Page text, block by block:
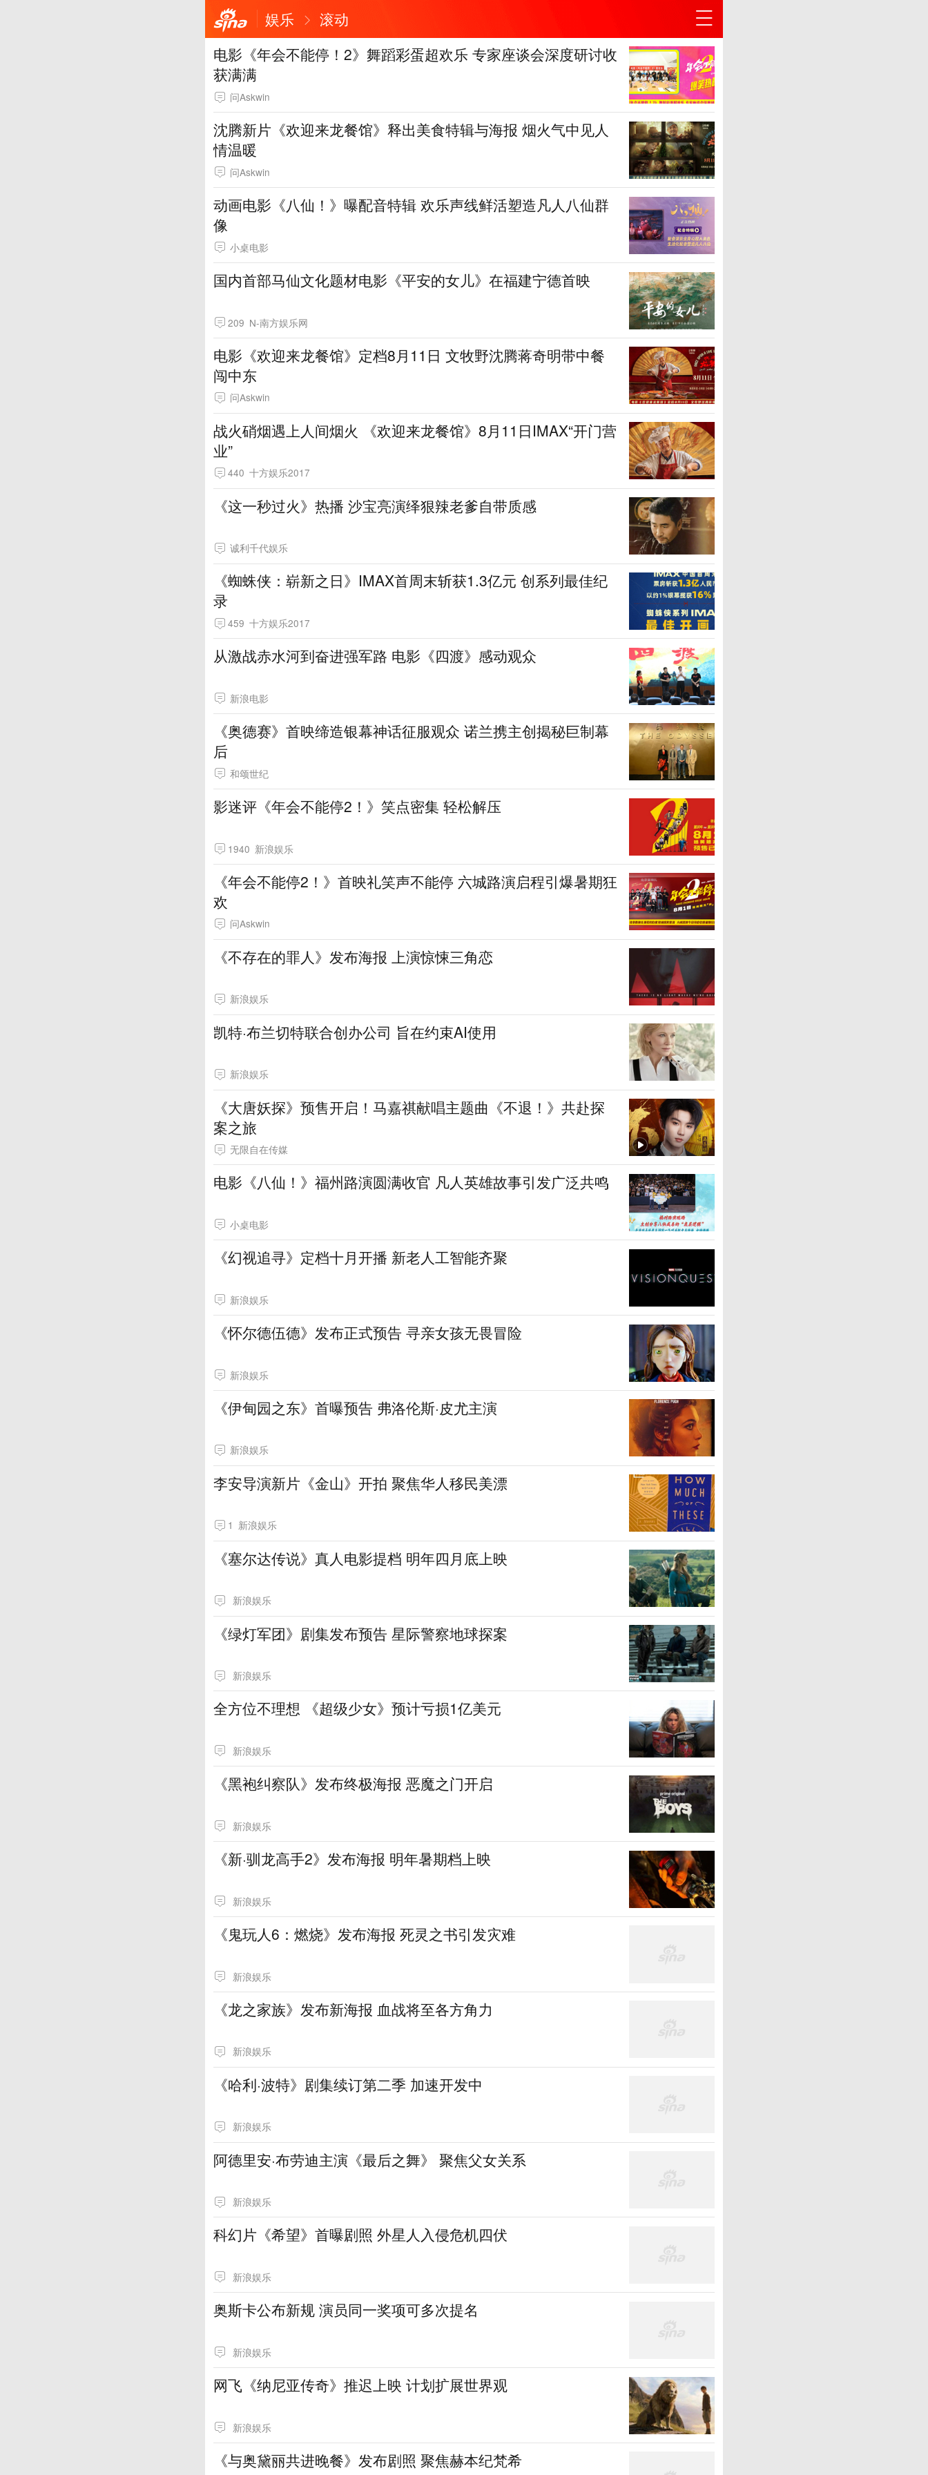
娱乐
滚动
电影《年会不能停！2》舞蹈彩蛋超欢乐 专家座谈会深度研讨收
获满满
问Askwin
沈腾新片《欢迎来龙餐馆》释出美食特辑与海报 烟火气中见人
情温暖
问Askwin
动画电影《八仙！》曝配音特辑 欢乐声线鲜活塑造凡人八仙群
像
小桌电影
国内首部马仙文化题材电影《平安的女儿》在福建宁德首映
209 N-南方娱乐网
电影《欢迎来龙餐馆》定档8月11日 文牧野沈腾蒋奇明带中餐
闯中东
问Askwin
战火硝烟遇上人间烟火 《欢迎来龙餐馆》8月11日IMAX“开门营
业”
440 十方娱乐2017
《这一秒过火》热播 沙宝亮演绎狠辣老爹自带质感
诚利千代娱乐
《蜘蛛侠：崭新之日》IMAX首周末斩获1.3亿元 创系列最佳纪
录
459 十方娱乐2017
从激战赤水河到奋进强军路 电影《四渡》感动观众
新浪电影
《奥德赛》首映缔造银幕神话征服观众 诺兰携主创揭秘巨制幕
后
和颂世纪
影迷评《年会不能停2！》笑点密集 轻松解压
1940 新浪娱乐
《年会不能停2！》首映礼笑声不能停 六城路演启程引爆暑期狂
欢
问Askwin
《不存在的罪人》发布海报 上演惊悚三角恋
新浪娱乐
凯特·布兰切特联合创办公司 旨在约束AI使用
新浪娱乐
《大唐妖探》预售开启！马嘉祺献唱主题曲《不退！》共赴探
案之旅
无限自在传媒
电影《八仙！》福州路演圆满收官 凡人英雄故事引发广泛共鸣
小桌电影
《幻视追寻》定档十月开播 新老人工智能齐聚
新浪娱乐
《怀尔德伍德》发布正式预告 寻亲女孩无畏冒险
新浪娱乐
《伊甸园之东》首曝预告 弗洛伦斯·皮尤主演
新浪娱乐
李安导演新片《金山》开拍 聚焦华人移民美漂
1 新浪娱乐
《塞尔达传说》真人电影提档 明年四月底上映
新浪娱乐
《绿灯军团》剧集发布预告 星际警察地球探案
新浪娱乐
全方位不理想 《超级少女》预计亏损1亿美元
新浪娱乐
《黑袍纠察队》发布终极海报 恶魔之门开启
新浪娱乐
《新·驯龙高手2》发布海报 明年暑期档上映
新浪娱乐
《鬼玩人6：燃烧》发布海报 死灵之书引发灾难
新浪娱乐
《龙之家族》发布新海报 血战将至各方角力
新浪娱乐
《哈利·波特》剧集续订第二季 加速开发中
新浪娱乐
阿德里安·布劳迪主演《最后之舞》 聚焦父女关系
新浪娱乐
科幻片《希望》首曝剧照 外星人入侵危机四伏
新浪娱乐
奥斯卡公布新规 演员同一奖项可多次提名
新浪娱乐
网飞《纳尼亚传奇》推迟上映 计划扩展世界观
新浪娱乐
《与奥黛丽共进晚餐》发布剧照 聚焦赫本纪梵希